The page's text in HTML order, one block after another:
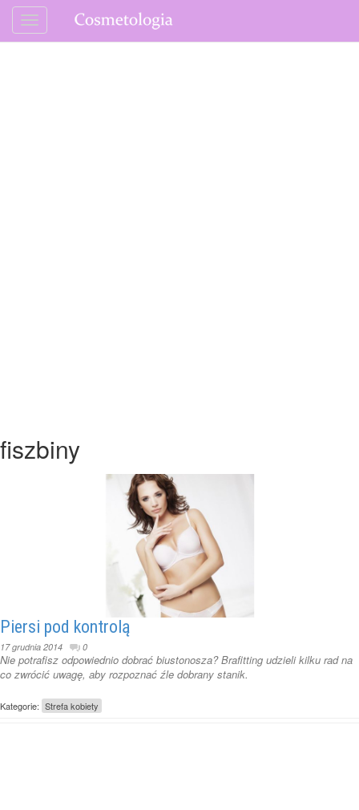
fiszbiny
Piersi pod kontrolą
17 grudnia 2014 0
Nie potrafisz odpowiednio dobrać biustonosza? Brafitting udzieli kilku rad na
co zwrócić uwagę, aby rozpoznać źle dobrany stanik.
Kategorie: Strefa kobiety